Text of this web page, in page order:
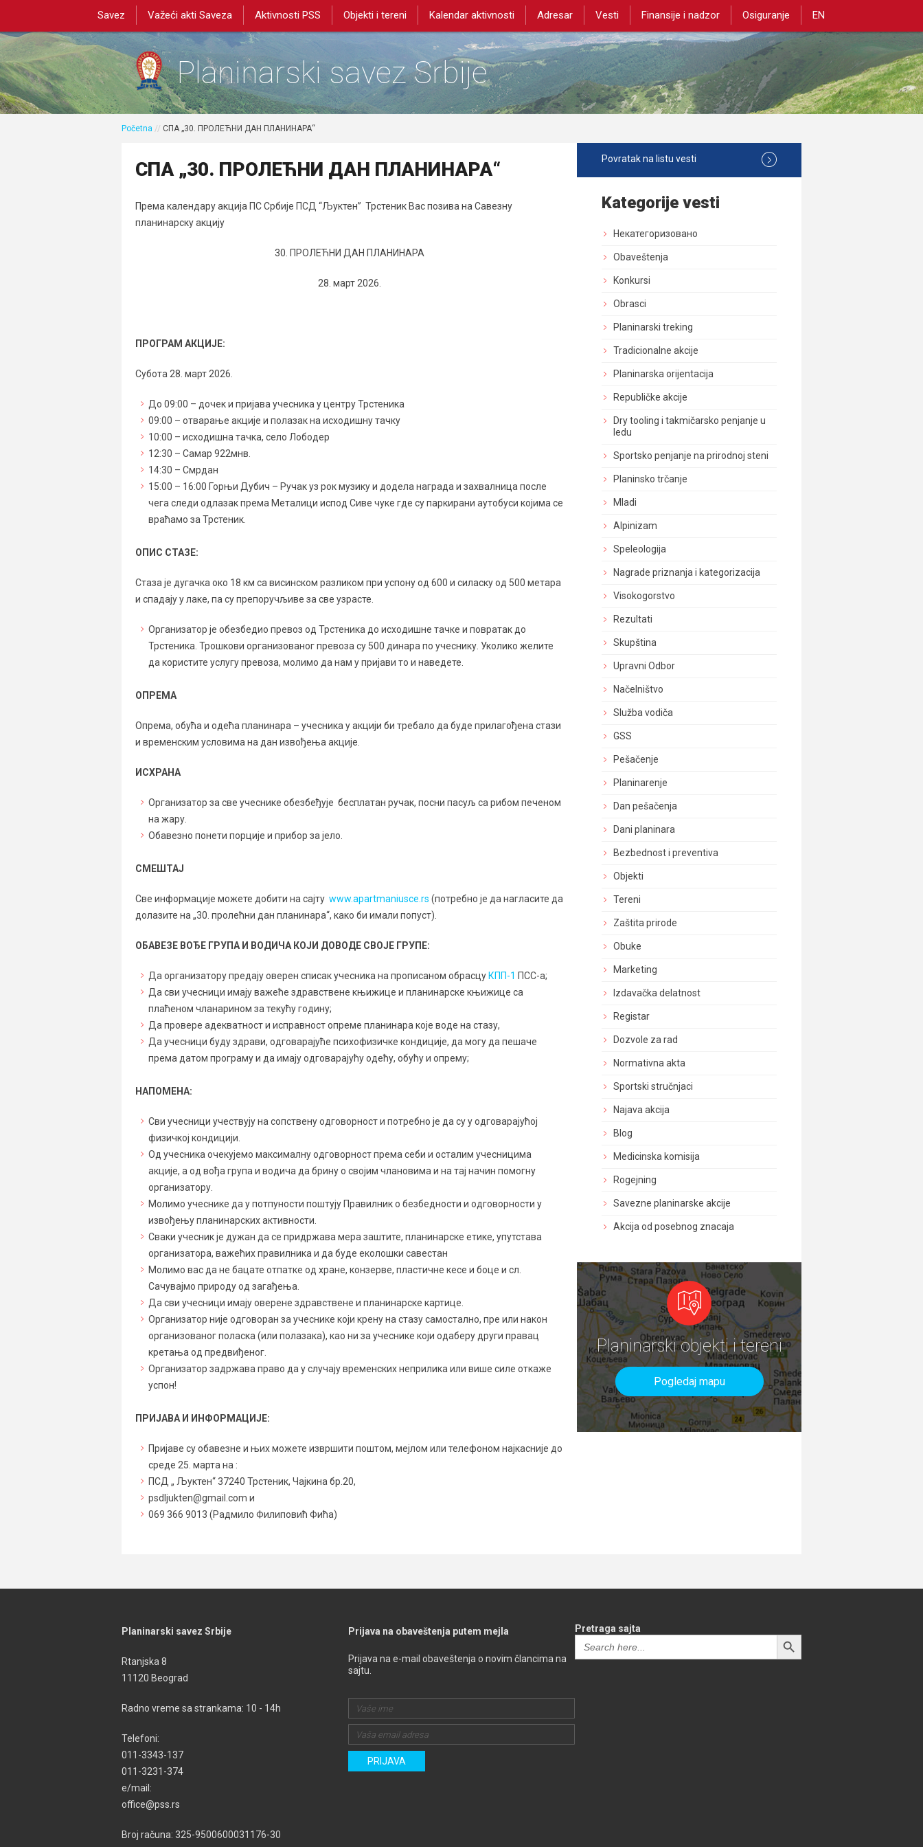
Savez Važeći akti Saveza Aktivnosti PSS Objekti i tereni Kalendar aktivnosti Adresar Vesti Finansije i nadzor Osiguranje EN
Planinarski savez Srbije
Početna // СПА „30. ПРОЛЕЋНИ ДАН ПЛАНИНАРА“
СПА „30. ПРОЛЕЋНИ ДАН ПЛАНИНАРА“
Према календару акција ПС Србије ПСД “Љуктен” Трстеник Вас позива на Савезну
планинарску акцију
30. ПРОЛЕЋНИ ДАН ПЛАНИНАРА
28. март 2026.
ПРОГРАМ АКЦИЈЕ:
Субота 28. март 2026.
До 09:00 – дочек и пријава учесника у центру Трстеника
09:00 – отварање акције и полазак нa исходишну тачку
10:00 – исходишна тачка, село Лободер
12:30 – Самар 922мнв.
14:30 – Смрдан
15:00 – 16:00 Горњи Дубич – Ручак уз рок музику и додела награда и захвалница после
чега следи одлазак према Металици испод Сиве чуке где су паркирани аутобуси којима се
враћамо за Трстеник.
ОПИС СТАЗЕ:
Стаза је дугачка око 18 км са висинском разликом при успону од 600 и силаску од 500 метара
и спадају у лаке, па су препоручљиве за све узрасте.
Организатор је обезбедио превоз од Трстеника до исходишне тачке и повратaк до
Трстеника. Трошкови организованог превоза су 500 динара по учеснику. Уколико желите
да користите услугу превоза, молимо да нам у пријави то и наведете.
ОПРЕМА
Опрема, обућа и одећа планинара – учесника у акцији би требало да буде прилагођена стази
и временским условима на дан извођења акције.
ИСХРАНА
Организатор за све учеснике обезбеђује бесплатан ручак, посни пасуљ са рибом печеном
на жару.
Обавезно понети порције и прибор за јело.
СМЕШТАЈ
Све информације можете добити на сајту www.apartmaniusce.rs (потребно је да нагласите да
долазите на „30. пролећни дан планинара“, како би имали попуст).
ОБАВЕЗЕ ВОЂЕ ГРУПА И ВОДИЧА КОЈИ ДОВОДЕ СВОЈЕ ГРУПЕ:
Да организатору предају оверен списак учесника на прописаном обрасцу КПП-1 ПСС-a;
Да сви учесници имају важеће здравствене књижице и планинарске књижице са
плаћеном чланарином за текућу годину;
Да провере адекватност и исправност опреме планинара које воде на стазу,
Да учесници буду здрави, одговарајуће психофизичке кондиције, да могу да пешаче
према датом програму и да имају одговарајућу одећу, обућу и опрему;
НАПОМЕНА:
Сви учесници учествују на сопствену одговорност и потребно је да су у одговарајућој
физичкој кондицији.
Од учесника очекујемо максималну одговорност према себи и осталим учесницима
акције, а од вођа група и водича да брину о својим члановима и на тај начин помогну
организатору.
Молимо учеснике да у потпуности поштују Правилник о безбедности и одговорности у
извођењу планинарских активности.
Сваки учесник је дужан да се придржава мера заштите, планинарске етике, упутстава
организатора, важећих правилника и да буде еколошки савестан
Молимо вас да не бацате отпатке од хране, конзерве, пластичне кесе и боце и сл.
Сачувајмо природу од загађења.
Да сви учесници имају оверене здравствене и планинарске картице.
Организатор није одговоран за учеснике који крену на стазу самостално, пре или након
организованог поласка (или полазака), као ни за учеснике који одаберу други правац
кретања од предвиђеног.
Организатор задржава право да у случају временских неприлика или више силе откаже
успон!
ПРИЈАВА И ИНФОРМАЦИЈЕ:
Пријаве су обавезне и њих можете извршити поштом, мејлом или телефоном најкасније до
среде 25. марта на :
ПСД „ Љуктен“ 37240 Трстеник, Чајкина бр.20,
psdljukten@gmail.com и
069 366 9013 (Радмило Филиповић Фића)
Povratak na listu vesti
Kategorije vesti
Некатегоризовано
Obaveštenja
Konkursi
Obrasci
Planinarski treking
Tradicionalne akcije
Planinarska orijentacija
Republičke akcije
Dry tooling i takmičarsko penjanje u
ledu
Sportsko penjanje na prirodnoj steni
Planinsko trčanje
Mladi
Alpinizam
Speleologija
Nagrade priznanja i kategorizacija
Visokogorstvo
Rezultati
Skupština
Upravni Odbor
Načelništvo
Služba vodiča
GSS
Pešačenje
Planinarenje
Dan pešačenja
Dani planinara
Bezbednost i preventiva
Objekti
Tereni
Zaštita prirode
Obuke
Marketing
Izdavačka delatnost
Registar
Dozvole za rad
Normativna akta
Sportski stručnjaci
Najava akcija
Blog
Medicinska komisija
Rogejning
Savezne planinarske akcije
Akcija od posebnog znacaja
Planinarski objekti i tereni
Pogledaj mapu
Planinarski savez Srbije
Rtanjska 8
11120 Beograd
Radno vreme sa strankama: 10 - 14h
Telefoni:
011-3343-137
011-3231-374
e/mail:
office@pss.rs
Broj računa: 325-9500600031176-30
Prijava na obaveštenja putem mejla
Prijava na e-mail obaveštenja o novim člancima na
sajtu.
Pretraga sajta
Search
for:
SEARCH BUTTON